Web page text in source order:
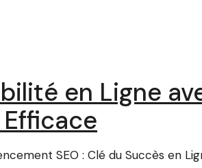
en Ligne
SEO : Clé du Succès en